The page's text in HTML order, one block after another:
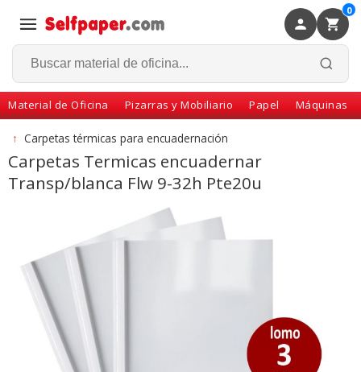
0
Material de Oficina Pizarras y Mobiliario Papel Máquinas
Volver
↑ Carpetas térmicas para encuadernación
Carpetas Termicas encuadernar
Transp/blanca Flw 9-32h Pte20u